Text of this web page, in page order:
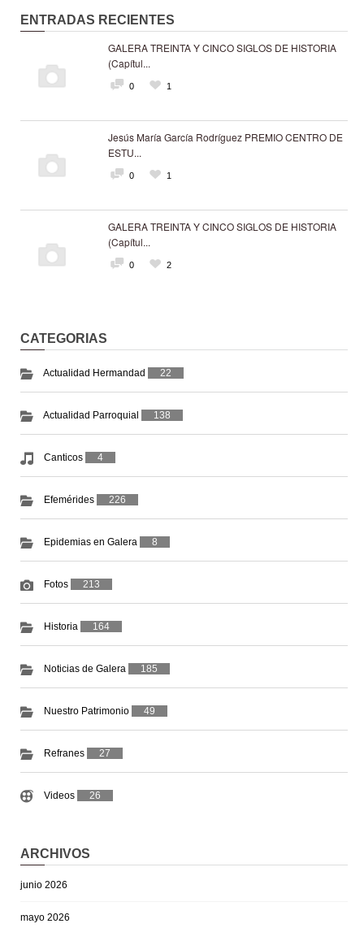
ENTRADAS RECIENTES
GALERA TREINTA Y CINCO SIGLOS DE HISTORIA
(Capítul...
0 1
Jesús María García Rodríguez PREMIO CENTRO DE
ESTU...
0 1
GALERA TREINTA Y CINCO SIGLOS DE HISTORIA
(Capítul...
0 2
CATEGORIAS
Actualidad Hermandad 22
Actualidad Parroquial 138
Canticos 4
Efemérides 226
Epidemias en Galera 8
Fotos 213
Historia 164
Noticias de Galera 185
Nuestro Patrimonio 49
Refranes 27
Videos 26
ARCHIVOS
junio 2026
mayo 2026